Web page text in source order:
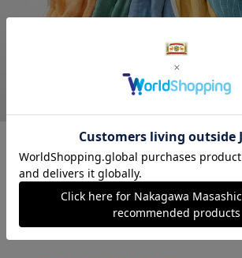
日本の綿花栽培発祥の地といわれ
地方で70年以上の歴史を持つ機屋
有限会社ナカモリが、細い糸を扱
して2022年に生み出したガーゼケ